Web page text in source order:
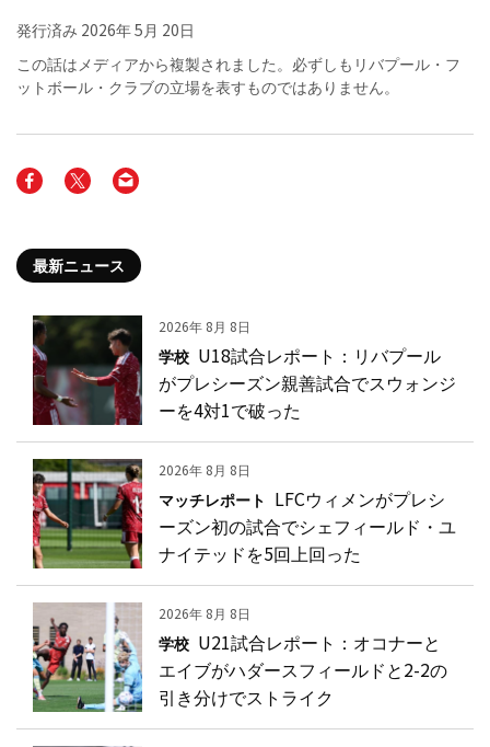
発行済み 2026年 5月 20日
この話はメディアから複製されました。必ずしもリバプール・フ
ットボール・クラブの立場を表すものではありません。
最新ニュース
2026年 8月 8日
学校 U18試合レポート：リバプール
がプレシーズン親善試合でスウォンジ
ーを4対1で破った
2026年 8月 8日
マッチレポート LFCウィメンがプレシ
ーズン初の試合でシェフィールド・ユ
ナイテッドを5回上回った
2026年 8月 8日
学校 U21試合レポート：オコナーと
エイブがハダースフィールドと2-2の
引き分けでストライク